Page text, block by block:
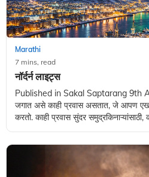
Marathi
7 mins, read
नॉर्दर्न लाइट्स
Published in Sakal Saptarang 9th
जगात असे काही प्रवास असतात, जे आपण एखादं
करतो. काही प्रवास सुंदर समुद्रकिनाऱ्यांसाठी,